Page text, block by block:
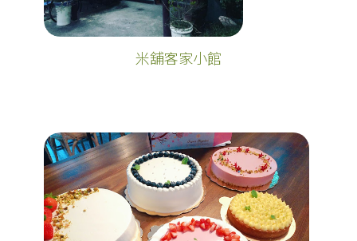
米舖客家小館